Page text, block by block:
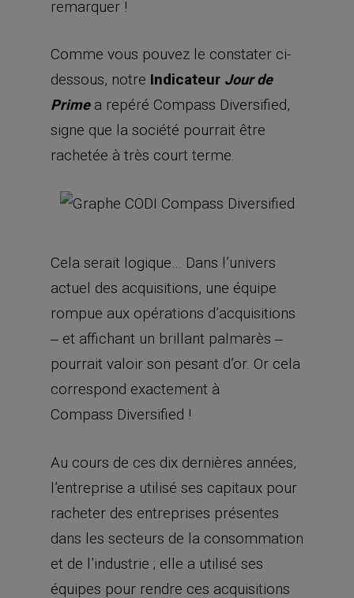
remarquer !
Comme vous pouvez le constater ci-
dessous, notre Indicateur Jour de
Primea repéré Compass Diversified,
signe que la société pourrait être
rachetée à très court terme.
Cela serait logique… Dans l’univers
actuel des acquisitions, une équipe
rompue aux opérations d’acquisitions
‒ et affichant un brillant palmarès ‒
pourrait valoir son pesant d’or. Or cela
correspond exactement à
Compass Diversified !
Au cours de ces dix dernières années,
l’entreprise a utilisé ses capitaux pour
racheter des entreprises présentes
dans les secteurs de la consommation
et de l’industrie ; elle a utilisé ses
équipes pour rendre ces acquisitions